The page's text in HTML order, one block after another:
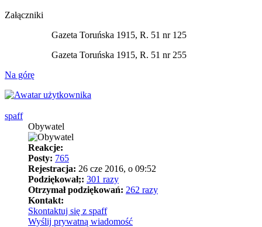
Załączniki
Gazeta Toruńska 1915, R. 51 nr 125
Gazeta Toruńska 1915, R. 51 nr 255
Na górę
spaff
Obywatel
Reakcje:
Posty: 765
Rejestracja: 26 cze 2016, o 09:52
Podziękował;: 301 razy
Otrzymał podziękowań: 262 razy
Kontakt:
Skontaktuj się z spaff
Wyślij prywatną wiadomość